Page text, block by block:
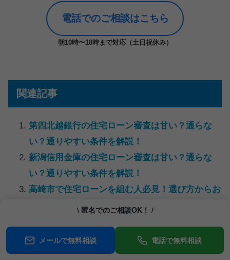
電話でのご相談はこちら
朝10時〜18時まで対応（土日祝休み）
関連記事
第四北越銀行の住宅ローン審査は甘い？通らな
い？通りやすい条件を解説！
新潟信用金庫の住宅ローン審査は甘い？通らな
い？通りやすい条件を解説！
高崎市で住宅ローンを組む人必見！選び方からお
すすめまで徹底解説！
い？審査通過のポイントと対策を徹底解説
\ 匿名でのご相談OK！ /
メールで無料相談 電話で無料相談